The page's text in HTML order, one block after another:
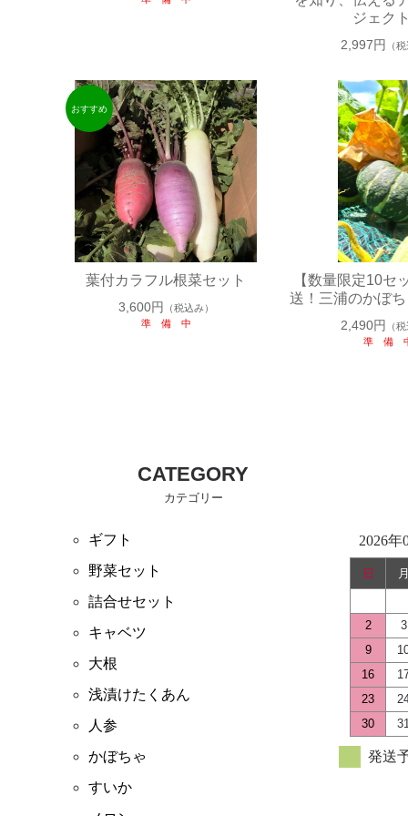
ジェク
2,997円 （
葉付カラフル根菜セット
3,600円
（税込み）
準 備 中
【数量限定10セ
送！三浦のかぼ
2,490円
（
準 備
CATEGORY
カテゴリー
ギフト
野菜セット
詰合せセット
キャベツ
大根
浅漬けたくあん
人参
かぼちゃ
すいか
2026年
日
2
3
9
16
23
30
発送